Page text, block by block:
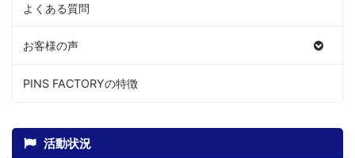
よくある質問
お客様の声
PINS FACTORYの特徴
活動状況